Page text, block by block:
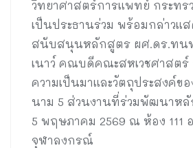
วิทยาศาสตร์การแพทย์ กระทร
เป็นประธานร่วม พร้อมกล่าวแ
สนับสนุนหลักสูตร ผศ.ดร.ทนพ
เนาว์ คณบดีคณะสหเวชศาสตร์
ความเป็นมาและวัตถุประสงค์ข
นาม 5 ส่วนงานที่ร่วมพัฒนาหลั
5 พฤษภาคม 2569 ณ ห้อง 111
จุฬาลงกรณ์